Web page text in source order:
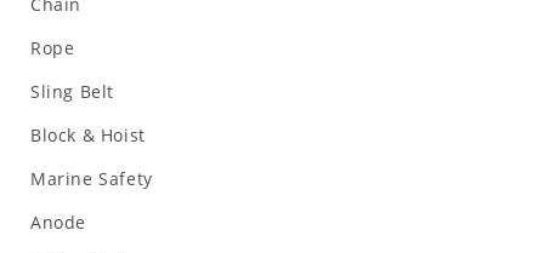
Rope
Sling Belt
Block & Hoist
Marine Safety
Anode